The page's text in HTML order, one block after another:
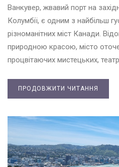
Ванкувер, жвавий порт на
Колумбії, є одним з найбільш
різноманітних міст Канади.
природною красою, місто
процвітаючих мистецьких,
ПРОДОВЖИТИ ЧИТАННЯ